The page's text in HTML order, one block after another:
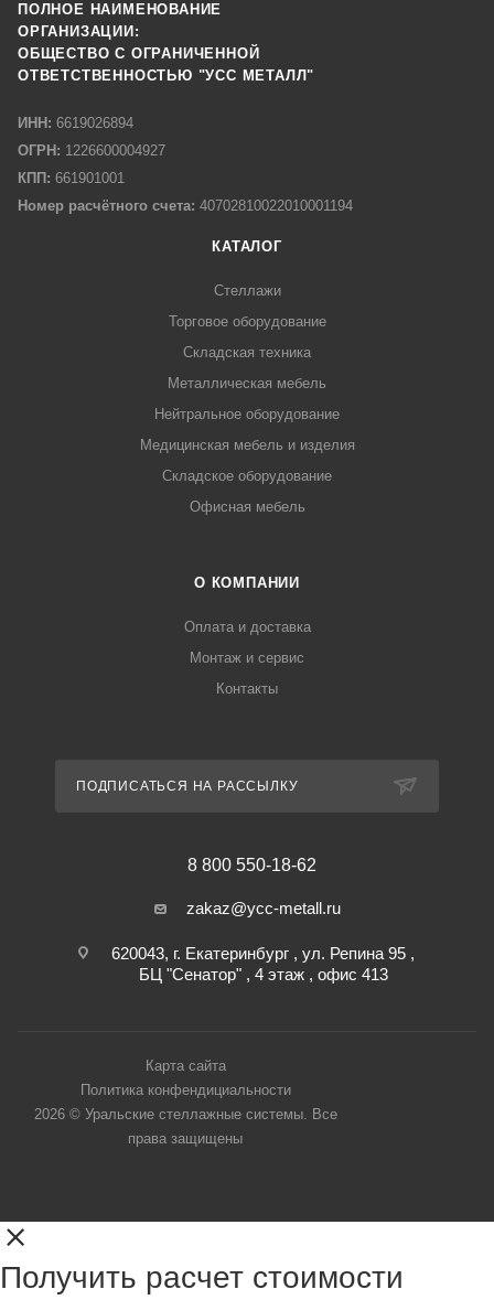
ПОЛНОЕ НАИМЕНОВАНИЕ
ОРГАНИЗАЦИИ:
ОБЩЕСТВО С ОГРАНИЧЕННОЙ
ОТВЕТСТВЕННОСТЬЮ "УСС МЕТАЛЛ"
ИНН: 6619026894
ОГРН: 1226600004927
КПП: 661901001
Номер расчётного счета: 40702810022010001194
КАТАЛОГ
Стеллажи
Торговое оборудование
Складская техника
Металлическая мебель
Нейтральное оборудование
Медицинская мебель и изделия
Складское оборудование
Офисная мебель
О КОМПАНИИ
Оплата и доставка
Монтаж и сервис
Контакты
ПОДПИСАТЬСЯ НА РАССЫЛКУ
8 800 550-18-62
zakaz@ycc-metall.ru
620043, г. Екатеринбург , ул. Репина 95 ,
БЦ "Сенатор" , 4 этаж , офис 413
Карта сайта
Политика конфендициальности
2026 © Уральские стеллажные системы. Все
права защищены
Получить расчет стоимости